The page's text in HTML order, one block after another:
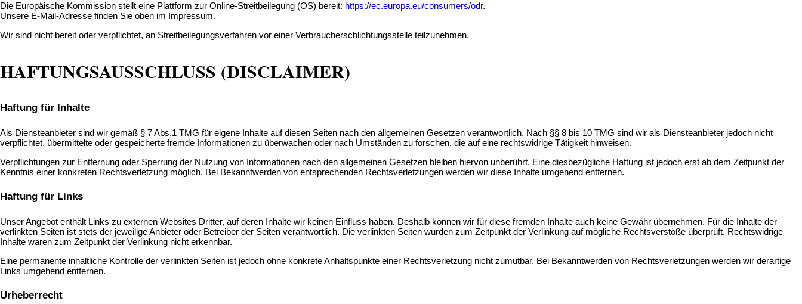
Die Europäische Kommission stellt eine Plattform zur Online-Streitbeilegung (OS) bereit: https://ec.europa.eu/consumers/odr.
Unsere E-Mail-Adresse finden Sie oben im Impressum.
Wir sind nicht bereit oder verpflichtet, an Streitbeilegungsverfahren vor einer Verbraucherschlichtungsstelle teilzunehmen.
HAFTUNGSAUSSCHLUSS (DISCLAIMER)
Haftung für Inhalte
Als Diensteanbieter sind wir gemäß § 7 Abs.1 TMG für eigene Inhalte auf diesen Seiten nach den allgemeinen Gesetzen verantwortlich. Nach §§ 8 bis 10 TMG sind wir als Diensteanbieter jedoch nicht
verpflichtet, übermittelte oder gespeicherte fremde Informationen zu überwachen oder nach Umständen zu forschen, die auf eine rechtswidrige Tätigkeit hinweisen.
Verpflichtungen zur Entfernung oder Sperrung der Nutzung von Informationen nach den allgemeinen Gesetzen bleiben hiervon unberührt. Eine diesbezügliche Haftung ist jedoch erst ab dem Zeitpunkt der
Kenntnis einer konkreten Rechtsverletzung möglich. Bei Bekanntwerden von entsprechenden Rechtsverletzungen werden wir diese Inhalte umgehend entfernen.
Haftung für Links
Unser Angebot enthält Links zu externen Websites Dritter, auf deren Inhalte wir keinen Einfluss haben. Deshalb können wir für diese fremden Inhalte auch keine Gewähr übernehmen. Für die Inhalte der
verlinkten Seiten ist stets der jeweilige Anbieter oder Betreiber der Seiten verantwortlich. Die verlinkten Seiten wurden zum Zeitpunkt der Verlinkung auf mögliche Rechtsverstöße überprüft. Rechtswidrige
Inhalte waren zum Zeitpunkt der Verlinkung nicht erkennbar.
Eine permanente inhaltliche Kontrolle der verlinkten Seiten ist jedoch ohne konkrete Anhaltspunkte einer Rechtsverletzung nicht zumutbar. Bei Bekanntwerden von Rechtsverletzungen werden wir derartige
Links umgehend entfernen.
Urheberrecht